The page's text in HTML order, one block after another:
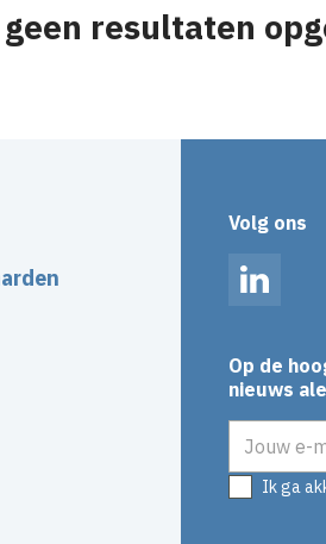
resultaten
Volg ons
LinkedIn
Op de
nieuws
Ik ga